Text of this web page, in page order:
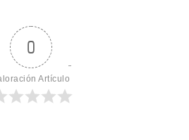
0
Artículo